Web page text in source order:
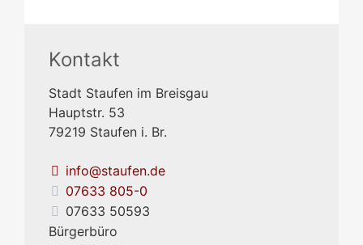
Kontakt
Stadt Staufen im Breisgau
Hauptstr. 53
79219 Staufen i. Br.
info@staufen.de
07633 805-0
07633 50593
Bürgerbüro